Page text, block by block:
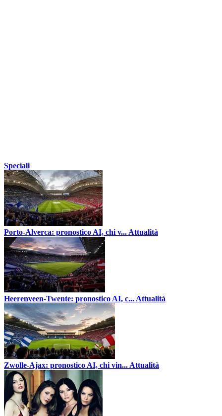
Speciali
Porto-Alverca: pronostico AI, chi v... Attualità
Heerenveen-Twente: pronostico AI, c... Attualità
Zwolle-Ajax: pronostico AI, chi vin... Attualità